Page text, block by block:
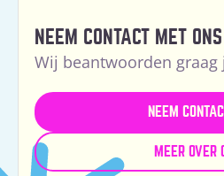
NEEM CONTACT MET
Wij beantwoorden graag
NEEM
MEER OVER